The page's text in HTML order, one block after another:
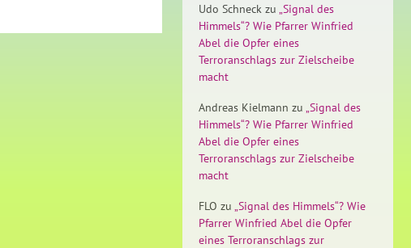
Udo Schneck zu „Signal des
Himmels“? Wie Pfarrer Winfried
Abel die Opfer eines
Terroranschlags zur Zielscheibe
macht
Andreas Kielmann zu „Signal des
Himmels“? Wie Pfarrer Winfried
Abel die Opfer eines
Terroranschlags zur Zielscheibe
macht
FLO zu „Signal des Himmels“? Wie
Pfarrer Winfried Abel die Opfer
eines Terroranschlags zur